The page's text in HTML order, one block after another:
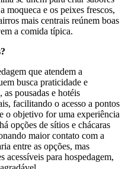
moqueca e os peixes frescos,
mais centrais reúnem boas
a comida típica.
que atendem a
busca praticidade e
pousadas e hotéis
facilitando o acesso a pontos
o objetivo for uma experiência
opções de sítios e chácaras
maior contato com a
entre as opções, mas
acessíveis para hospedagem,